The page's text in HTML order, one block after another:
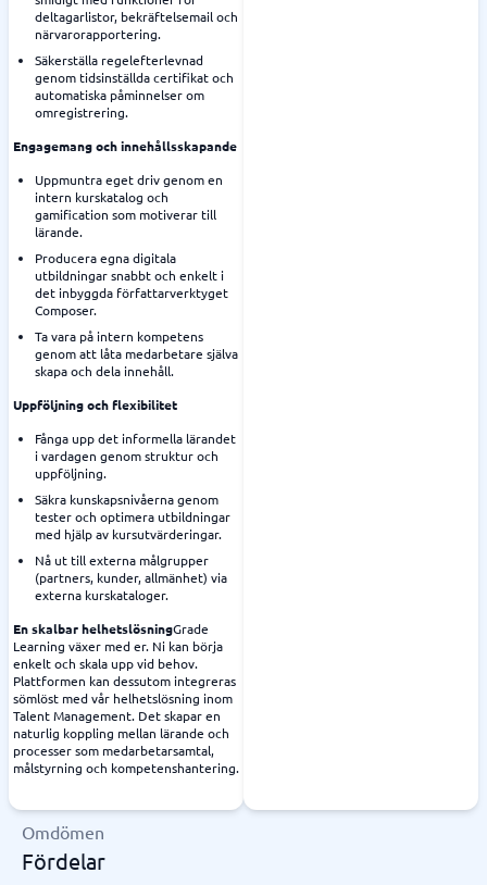
deltagarlistor, bekräftelsemail och
närvarorapportering.
Säkerställa regelefterlevnad
genom tidsinställda certifikat och
automatiska påminnelser om
omregistrering.
Engagemang och innehållsskapande
Uppmuntra eget driv genom en
intern kurskatalog och
gamification som motiverar till
lärande.
Producera egna digitala
utbildningar snabbt och enkelt i
det inbyggda författarverktyget
Composer.
Ta vara på intern kompetens
genom att låta medarbetare själva
skapa och dela innehåll.
Uppföljning och flexibilitet
Fånga upp det informella lärandet
i vardagen genom struktur och
uppföljning.
Säkra kunskapsnivåerna genom
tester och optimera utbildningar
med hjälp av kursutvärderingar.
Nå ut till externa målgrupper
(partners, kunder, allmänhet) via
externa kurskataloger.
En skalbar helhetslösningGrade
Learning växer med er. Ni kan börja
enkelt och skala upp vid behov.
Plattformen kan dessutom integreras
sömlöst med vår helhetslösning inom
Talent Management. Det skapar en
naturlig koppling mellan lärande och
processer som medarbetarsamtal,
målstyrning och kompetenshantering.
Omdömen
Fördelar